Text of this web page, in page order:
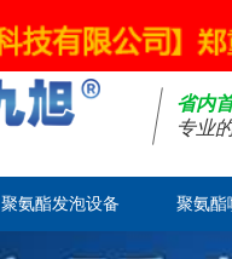
省内
专业
聚氨酯发泡设备 聚氨酯